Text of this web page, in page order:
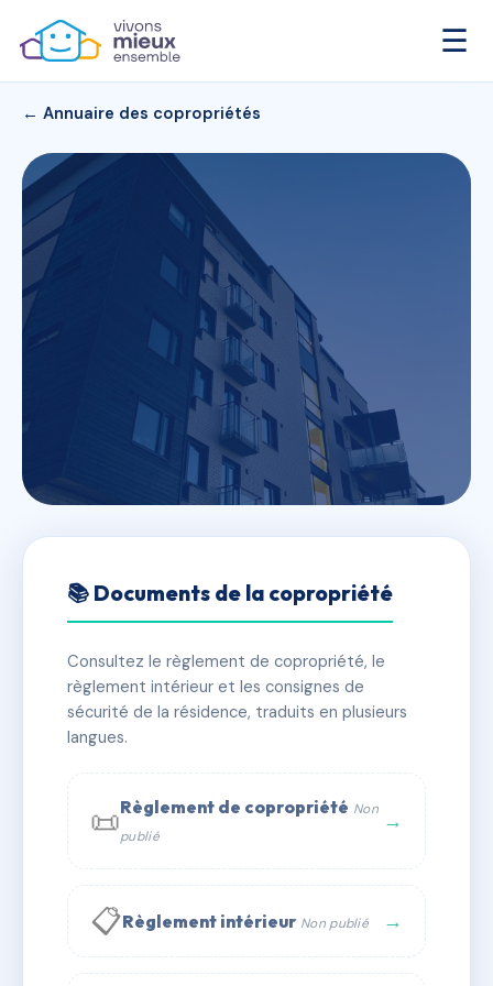
☰
← Annuaire des copropriétés
SDC 84 PORT ROYAL
✓ Immatriculée 🏠 45 lots 🏗 1 bâtiment(s)
📞 Contacter Syndic Digital
📚 Documents de la copropriété
Consultez le règlement de copropriété, le
règlement intérieur et les consignes de
sécurité de la résidence, traduits en plusieurs
langues.
📜Règlement de copropriété Non
publié
→
📋Règlement intérieur Non publié →